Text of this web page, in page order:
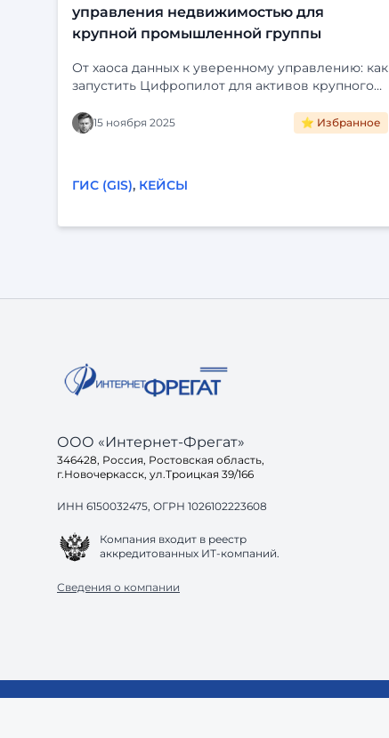
управления недвижимостью для
крупной промышленной группы
От хаоса данных к уверенному управлению: как
запустить Цифропилот для активов крупного
карте и автоматизация рутины. Читайте кейс
внедрения «Фарватер-Активы».
15 ноября 2025 ⭐ Избранное
ГИС (GIS), КЕЙСЫ
ООО «Интернет-Фрегат»
346428, Россия, Ростовская область,
г.Новочеркасск, ул.Троицкая 39/166
ИНН 6150032475, ОГРН 1026102223608
Компания входит в реестр
аккредитованных ИТ-компаний.
Сведения о компании